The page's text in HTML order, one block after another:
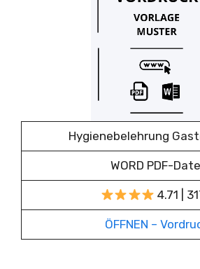
Hygienebelehrung
WORD PDF-
4.71 |
ÖFFNEN –